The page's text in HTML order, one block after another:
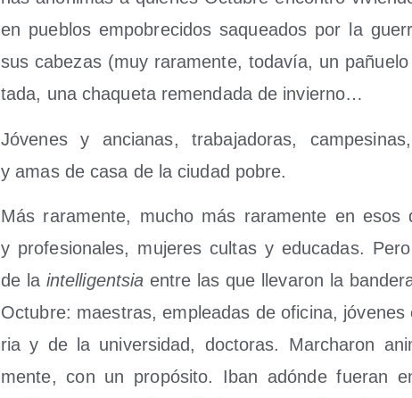
en pue­blos empo­bre­ci­dos saquea­dos por la
sus cabe­zas (muy rara­men­te, toda­vía, un
ta­da, una cha­que­ta remen­da­da de invierno…
Jóve­nes y ancia­nas, tra­ba­ja­do­ras,
y amas de casa de la ciu­dad pobre.
Más rara­men­te, mucho más rara­men­te en esos
y pro­fe­sio­na­les, muje­res cul­tas y edu­ca­das.
de la inte­lli­gen­tsia entre las que lle­va­ron la
Octu­bre: maes­tras, emplea­das de ofi­ci­na,
ria y de la uni­ver­si­dad, doc­to­ras. Mar­cha­ron
men­te, con un pro­pó­si­to. Iban adón­de fue­ran